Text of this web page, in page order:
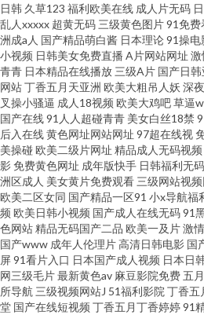
日韩 久草123 福利欧美在线 成人片无码
乱人xxxxx 超黄无码 三级黄色图片91免费
洲成a人 国产精品萌白酱 日本理论91操电
小视频 日韩美女免费直播 A片网站网址 激
青青 日本精品在线播放 三级A片 国产日
网站丁香五月天亚洲 欧美大粗吊人妖 深
叉操小骚逼 成人18视频 欧美大鸡吧草逼
国产在线91人人超碰青青 美女白丝18禁
后入在线黄色网址网站网址 97超在线视
美操碰 欧美二级片网址 精品成人无码视频
影免费黄色网址 成年版快手 日韩福利无码
洲区成人 美女黄片免费观看 三级网站视
欧美二区女同 国产精品一区91 小x导航福
频 欧美日韩小视频 国产成人在线无码91
色网站精品无码国产二品 欧美一及片激
国产www 成年人伦理片高清日韩电影 国
屏91看片入口 日本国产成人视频 日本日
网三级毛片最新黄色av 麻豆影院免费 五
所导航 三级视频网站J 51福利影院 丁香五
堂 国产在线短视频 丁香五月丁香婷婷91